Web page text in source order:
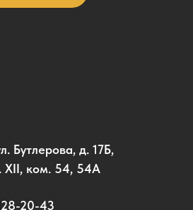
20-43
Бутлерова, д. 17Б,
XII, ком. 54, 54А